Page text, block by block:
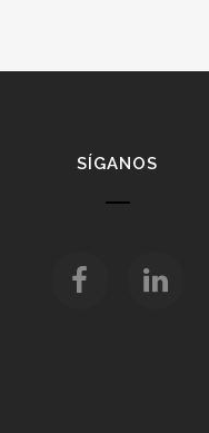
SÍGANOS